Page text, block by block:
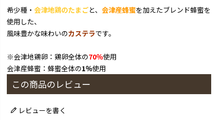
希少種・会津地鶏のたまごと、会津産蜂蜜を加えたブレンド蜂蜜を
使用した、
風味豊かな味わいのカステラです。
※会津地鶏卵：鶏卵全体の70％使用
会津産蜂蜜：蜂蜜全体の1％使用
この商品のレビュー
レビューを書く